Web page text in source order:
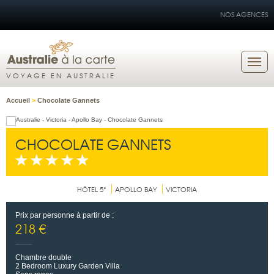
NOS AGENCES
VOYAGE EN AUSTRALIE
Accueil > Chocolate Gannets
CHOCOLATE GANNETS
HÔTEL 5* APOLLO BAY VICTORIA
Prix par personne à partir de :
218 €
Chambre double
2 Bedroom Luxury Garden Villa